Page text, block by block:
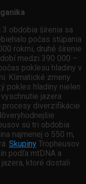
obdobia šírenia sa
počas stúpania
rokmi, druhé šírenie
medzi 390 000 –
poklesu hladiny v
Klimatické zmeny
pokles hladiny nielen
jazera
procesy diverzifikácie
sú tri obdobia
najmenej o 550 m,
Skupiny Tropheusov
podľa mtDNA a
ktoré dostali